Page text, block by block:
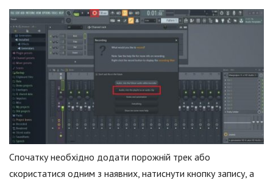
Спочатку необхідно додати порожній трек або
скористатися одним з наявних, натиснути кнопку запису, а